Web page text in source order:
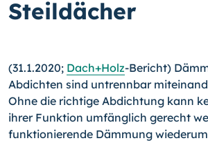
Steildächer
(31.1.2020; Dach+Holz-Bericht)
Abdichten sind untrennbar
Ohne die richtige Abdichtung kann
ihrer Funktion umfänglich gerecht
funktionierende Dämmung